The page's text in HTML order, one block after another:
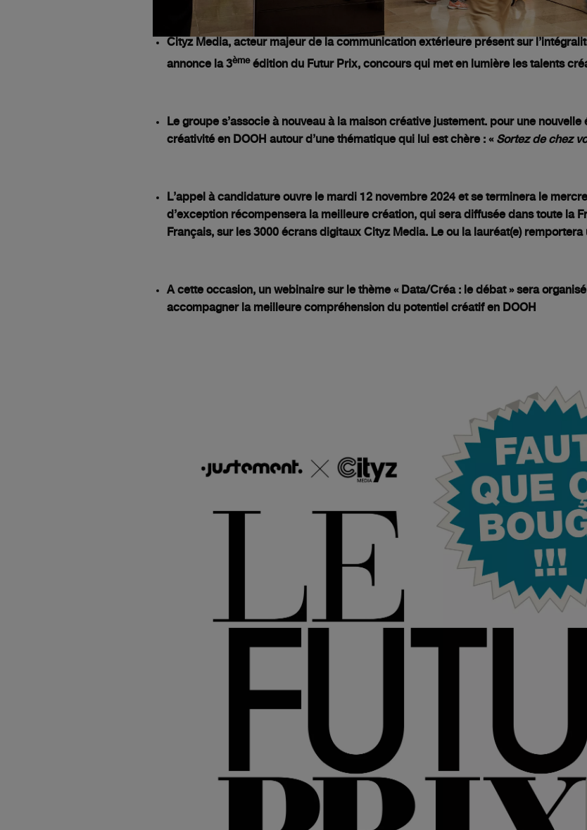
Cityz Media, acteur majeur de la communication extérieure présent sur
annonce la 3èmeédition d u Futur Prix, concours qui met en lumière les talents
Le groupe s’associe à nouveau à la maison créative justement. pour une
créativité en DOOH autour d’une thématique qui lui est chère : « Sortez de chez
L’appel à candidature ouvre le mardi 12 novembre 2024 et se terminera le
d’exception récompensera la meilleure création, qui sera diffusée dans toute la
Français, sur les 3000 écrans digitaux Cityz Media. Le ou la lauréat(e)
A cette occasion, un webinaire sur le thème « Data/Créa : le débat » sera
accompagner la meilleure compréhension du potentiel créatif en DOOH